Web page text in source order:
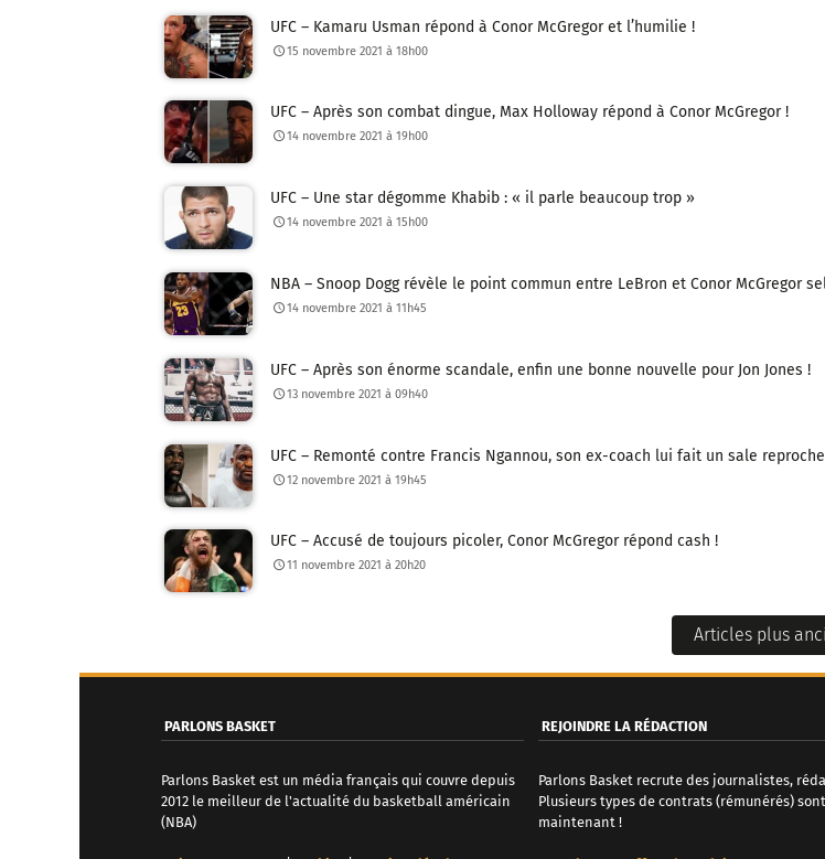
UFC – Kamaru Usman répond à Conor McGregor et l’humilie !
15 novembre 2021 à 18h00
UFC – Après son combat dingue, Max Holloway répond à Conor McGregor !
14 novembre 2021 à 19h00
UFC – Une star dégomme Khabib : « il parle beaucoup trop »
14 novembre 2021 à 15h00
NBA – Snoop Dogg révèle le point commun entre LeBron et Conor McGregor
14 novembre 2021 à 11h45
UFC – Après son énorme scandale, enfin une bonne nouvelle pour Jon Jones !
13 novembre 2021 à 09h40
UFC – Remonté contre Francis Ngannou, son ex-coach lui fait un sale
12 novembre 2021 à 19h45
UFC – Accusé de toujours picoler, Conor McGregor répond cash !
11 novembre 2021 à 20h20
a
v
g
a
Articles plus
PARLONS BASKET
Parlons Basket est un média français qui couvre depuis
2012 le meilleur de l'actualité du basketball américain
(NBA)
REJOINDRE LA RÉDACTION
Parlons Basket recrute des journalistes,
Plusieurs types de contrats (rémunérés)
maintenant !